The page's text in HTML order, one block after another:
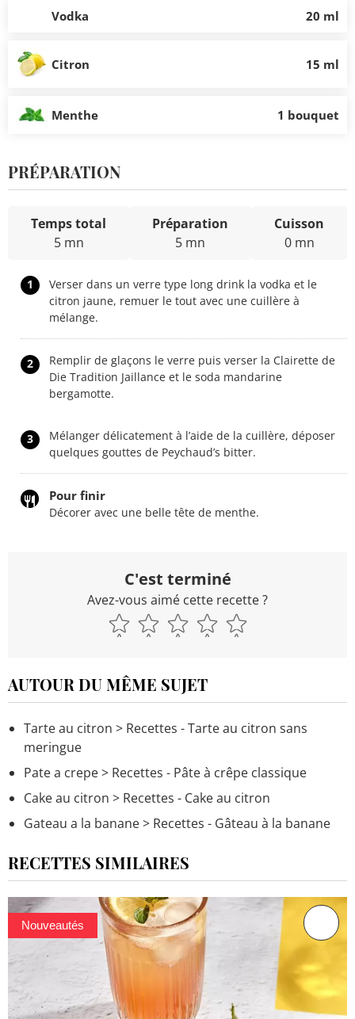
Vodka 20 ml
Citron 15 ml
Menthe 1 bouquet
PRÉPARATION
Temps total
5 mn
Préparation
5 mn
Cuisson
0 mn
1
Verser dans un verre type long drink la vodka et le
citron jaune, remuer le tout avec une cuillère à
mélange.
2
Remplir de glaçons le verre puis verser la Clairette de
Die Tradition Jaillance et le soda mandarine
bergamotte.
3
Mélanger délicatement à l’aide de la cuillère, déposer
quelques gouttes de Peychaud’s bitter.
Pour finir
Décorer avec une belle tête de menthe.
C'est terminé
Avez-vous aimé cette recette ?
AUTOUR DU MÊME SUJET
Tarte au citron > Recettes - Tarte au citron sans
meringue
Pate a crepe> Recettes - Pâte à crêpe classique
Cake au citron > Recettes - Cake au citron
Gateau a la banane> Recettes - Gâteau à la banane
RECETTES SIMILAIRES
Nouveautés